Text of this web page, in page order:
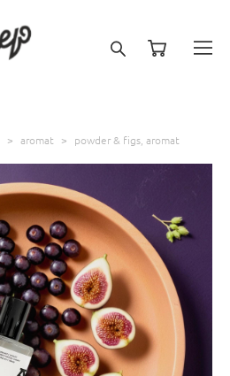
> aromat > powder & figs, aromat